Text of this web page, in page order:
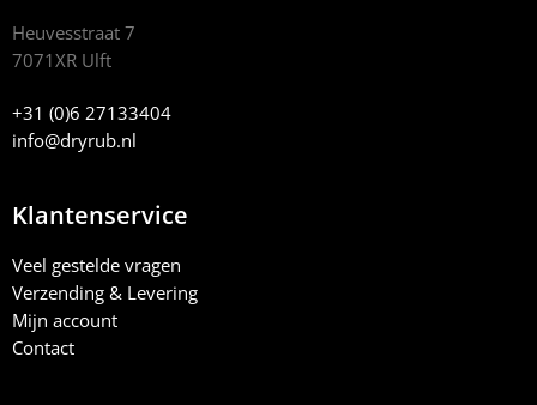
Heuvesstraat 7
7071XR Ulft
+31 (0)6 27133404
info@dryrub.nl
Klantenservice
Veel gestelde vragen
Verzending & Levering
Mijn account
Contact